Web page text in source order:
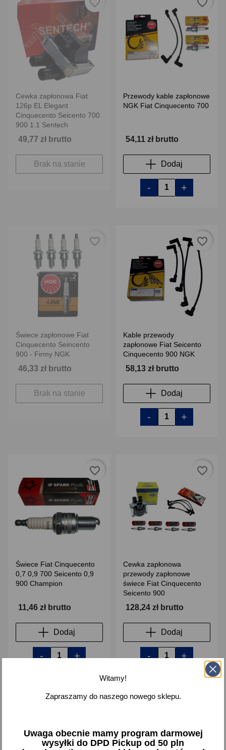
Cewka zapłonowa Fiat
126p EL Elegant
Cinquecento Seicento 700
900 1.1 Sentech
49,77 zł brutto
Brak na stanie
Przewody kable zapłonowe
NGK Fiat Cinquecento 700
54,11 zł brutto
Dodaj
- +
Świece zapłonowe Fiat
Cinquecento Seincento
900 - Firmy NGK
46,33 zł brutto
Brak na stanie
favorite_border
Kable przewody
zapłonowe Fiat Seicento
Cinquecento 900 NGK
58,13 zł brutto
Dodaj
- +
favorite_border
Świece Fiat Cinquecento
0,7 0,9 700 Seicento 0,9
900 Champion
11,46 zł brutto
Dodaj
- +
favorite_border
Cewka zapłonowa
przewody zapłonowe
świece Fiat Cinquecento
Seicento 900
128,24 zł brutto
Dodaj
- +
favorite_border
Witamy!
Zapraszamy do naszego nowego sklepu.
Uwaga obecnie mamy program darmowej
wysyłki do DPD Pickup od 50 pln